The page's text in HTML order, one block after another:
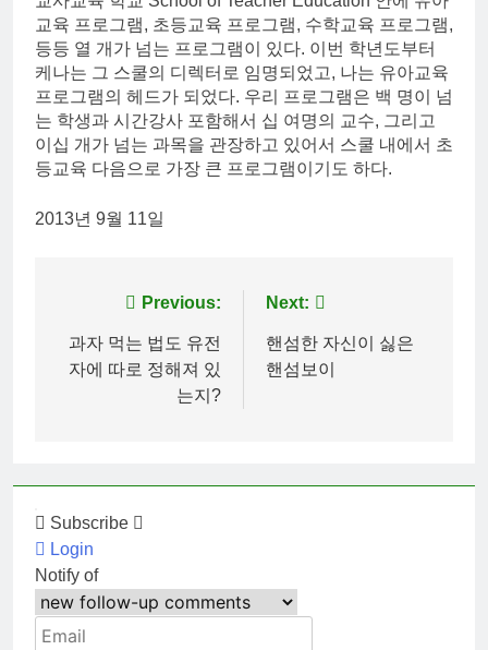
교육 프로그램, 초등교육 프로그램, 수학교육 프로그램,
등등 열 개가 넘는 프로그램이 있다. 이번 학년도부터
케나는 그 스쿨의 디렉터로 임명되었고, 나는 유아교육
프로그램의 헤드가 되었다. 우리 프로그램은 백 명이 넘
는 학생과 시간강사 포함해서 십 여명의 교수, 그리고
이십 개가 넘는 과목을 관장하고 있어서 스쿨 내에서 초
등교육 다음으로 가장 큰 프로그램이기도 하다.
2013년 9월 11일
navigation
Previous:
과자 먹는 법도 유전
자에 따로 정해져 있
는지?
Next:
핸섬한 자신이 싫은
핸섬보이
Subscribe
Login
Notify of